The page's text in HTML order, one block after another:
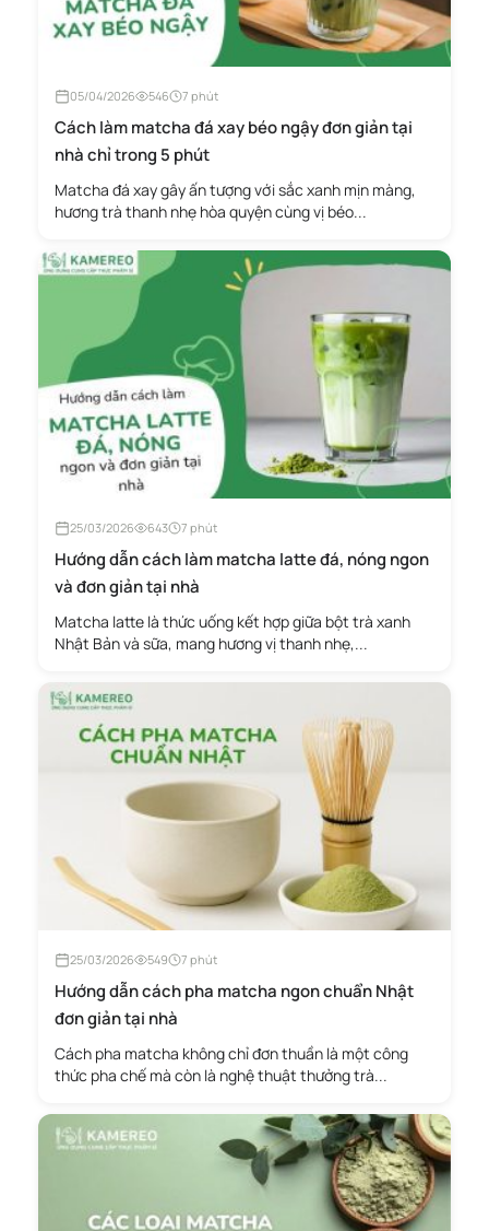
05/04/2026 546 7 phút
Cách làm matcha đá xay béo ngậy đơn giản tại
nhà chỉ trong 5 phút
Matcha đá xay gây ấn tượng với sắc xanh mịn màng,
hương trà thanh nhẹ hòa quyện cùng vị béo...
25/03/2026 643 7 phút
Hướng dẫn cách làm matcha latte đá, nóng ngon
và đơn giản tại nhà
Matcha latte là thức uống kết hợp giữa bột trà xanh
Nhật Bản và sữa, mang hương vị thanh nhẹ,...
25/03/2026 549 7 phút
Hướng dẫn cách pha matcha ngon chuẩn Nhật
đơn giản tại nhà
Cách pha matcha không chỉ đơn thuần là một công
thức pha chế mà còn là nghệ thuật thưởng trà...